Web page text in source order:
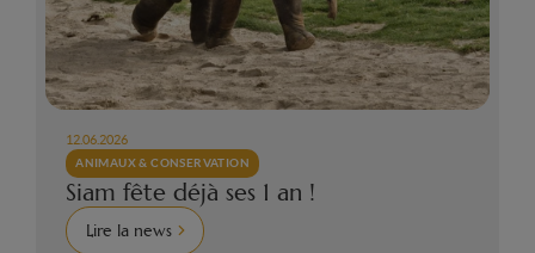
12.06.2026
ANIMAUX & CONSERVATION
Siam fête déjà ses 1 an !
Lire la news